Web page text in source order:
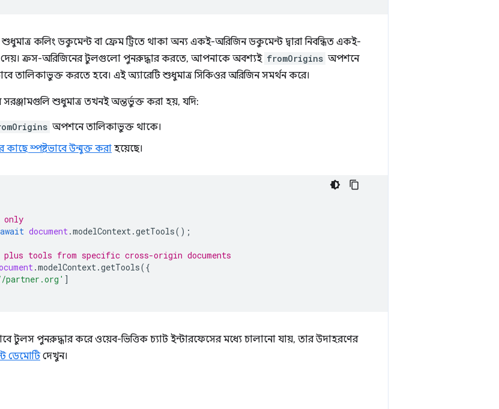
শুধুমাত্র কলিং ডকুমেন্ট বা ফ্রেম ট্রিতে থাকা অন্য একই-অরিজিন ডকুমেন্ট দ্বারা নিবন্ধিত একই-
ক্রস-অরিজিনের টুলগুলো পুনরুদ্ধার করতে, আপনাকে অবশ্যই fromOrigins অপশনে
তালিকাভুক্ত করতে হবে। এই অ্যারেটি শুধুমাত্র সিকিওর অরিজিন সমর্থন করে।
সরঞ্জামগুলি শুধুমাত্র তখনই অন্তর্ভুক্ত করা হয়, যদি:
অপশনে তালিকাভুক্ত থাকে।
স্পষ্টভাবে উন্মুক্ত করা হয়েছে।
only
await document.modelContext.getTools();
tools from specific cross-origin documents
.modelContext.getTools({
]
টুলস পুনরুদ্ধার করে ওয়েব-ভিত্তিক চ্যাট ইন্টারফেসের মধ্যে চালানো যায়, তার উদাহরণের
ডেমোটিদেখুন।